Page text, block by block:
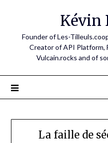
Kévin
Founder of Les-
Creator of API Platform,
Vulcain.rocks and of
La faille de